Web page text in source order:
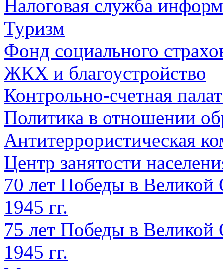
Налоговая служба
Туризм
Фонд социального
ЖКХ и благоустройство
Контрольно-счетная
Политика в отношении
Антитеррористическая
Центр занятости
70 лет Победы в Великой
1945 гг.
75 лет Победы в Великой
1945 гг.